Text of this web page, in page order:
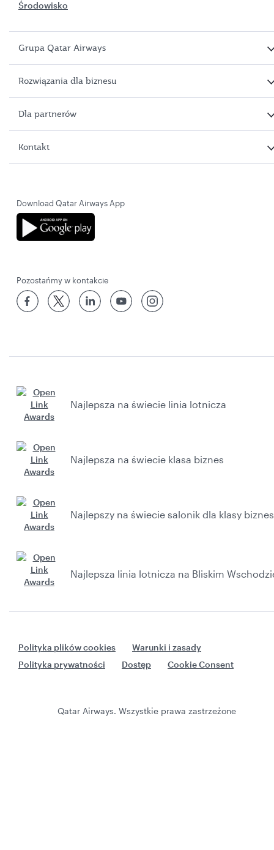
Środowisko
Grupa Qatar Airways
Rozwiązania dla biznesu
Dla partnerów
Kontakt
Download Qatar Airways App
Pozostańmy w kontakcie
Najlepsza na świecie linia lotnicza
Najlepsza na świecie klasa biznes
Najlepszy na świecie salonik dla klasy biznes
Najlepsza linia lotnicza na Bliskim
Polityka plików cookies
Warunki i zasady
Polityka prywatności
Dostęp Cookie Consent
Qatar Airways. Wszystkie prawa zastrzeżone